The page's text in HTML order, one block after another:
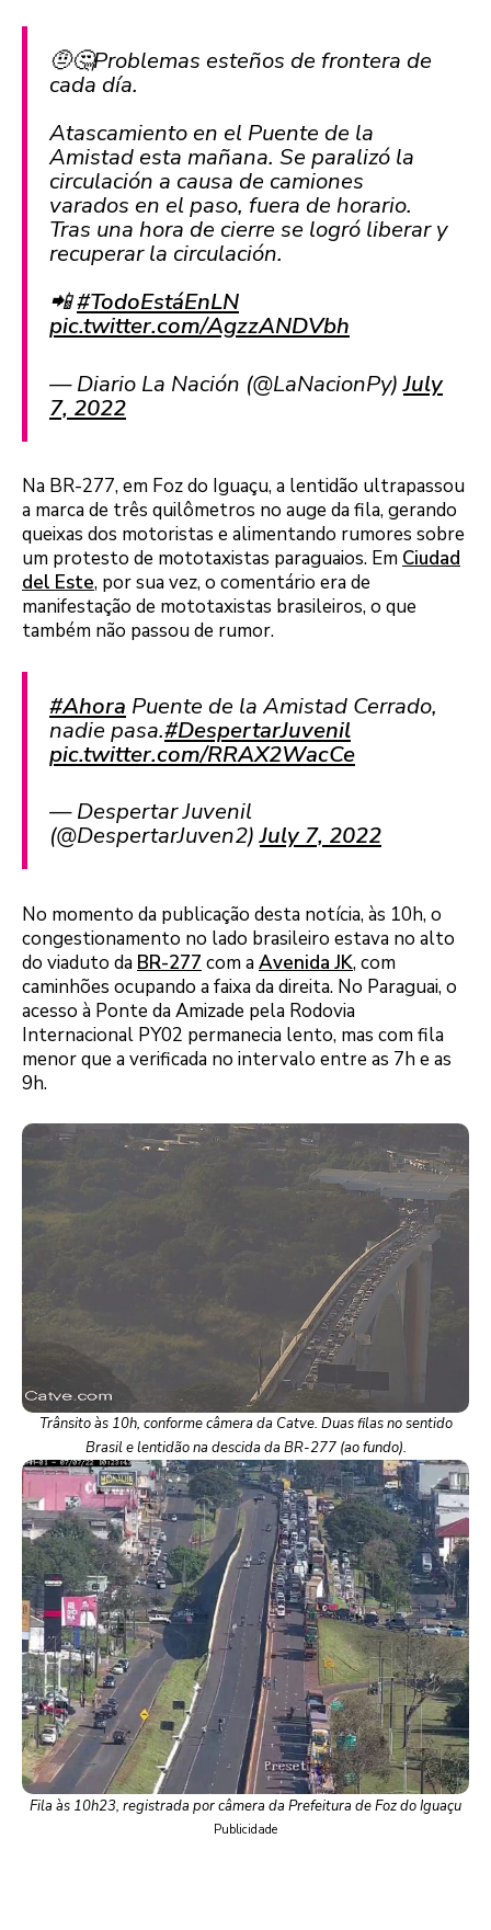
🤨🤔Problemas esteños de frontera de
cada día.
Atascamiento en el Puente de la
Amistad esta mañana. Se paralizó la
circulación a causa de camiones
varados en el paso, fuera de horario.
Tras una hora de cierre se logró liberar y
recuperar la circulación.
📲#TodoEstáEnLN
pic.twitter.com/AgzzANDVbh
— Diario La Nación (@LaNacionPy)July
7, 2022
Na BR-277, em Foz do Iguaçu, a lentidão ultrapassou
a marca de três quilômetros no auge da fila, gerando
queixas dos motoristas e alimentando rumores sobre
um protesto de mototaxistas paraguaios. Em Ciudad
del Este, por sua vez, o comentário era de
manifestação de mototaxistas brasileiros, o que
também não passou de rumor.
#Ahora Puente de la Amistad Cerrado,
nadie pasa.#DespertarJuvenil
pic.twitter.com/RRAX2WacCe
— Despertar Juvenil
(@DespertarJuven2)July 7, 2022
No momento da publicação desta notícia, às 10h, o
congestionamento no lado brasileiro estava no alto
do viaduto da BR-277 com aAvenida JK, com
caminhões ocupando a faixa da direita. No Paraguai, o
acesso à Ponte da Amizade pela Rodovia
Internacional PY02 permanecia lento, mas com fila
menor que a verificada no intervalo entre as 7h e as
9h.
Trânsito às 10h, conforme câmera da Catve. Duas filas no sentido
Brasil e lentidão na descida da BR-277 (ao fundo).
Fila às 10h23, registrada por câmera da Prefeitura de Foz do Iguaçu
Publicidade